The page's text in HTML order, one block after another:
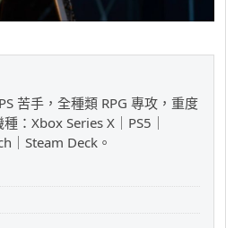
苦手，全種類 RPG 專攻，重度
：Xbox Series X｜PS5｜
｜Steam Deck。